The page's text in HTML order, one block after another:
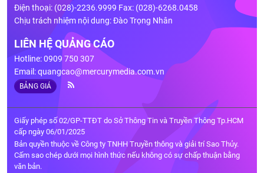
Điện thoại: (028)-2236.9999 Fax: (028)-6268.0458
Chịu trách nhiệm nội dung: Đào Trọng Nhân
LIÊN HỆ QUẢNG CÁO
Hotline: 0909 750 307
Email:quangcao@mercurymedia.com.vn
BẢNG GIÁ
Giấy phép số 02/GP-TTĐT do Sở Thông Tin và Truyền Thông Tp.HCM
cấp ngày 06/01/2025
Bản quyền thuộc về Công ty TNHH Truyền thông và giải trí Sao Thủy.
Cấm sao chép dưới mọi hình thức nếu không có sự chấp thuận bằng
văn bản.